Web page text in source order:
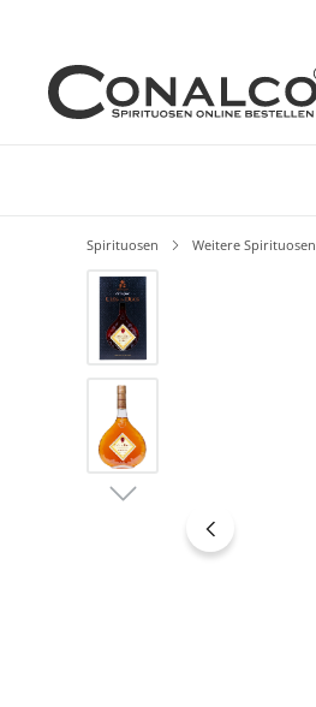
Spirituosen Weitere Spirituosen
Bildergalerie überspringen